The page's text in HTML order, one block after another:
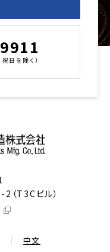
日を除く）
T3Cビル）
中文